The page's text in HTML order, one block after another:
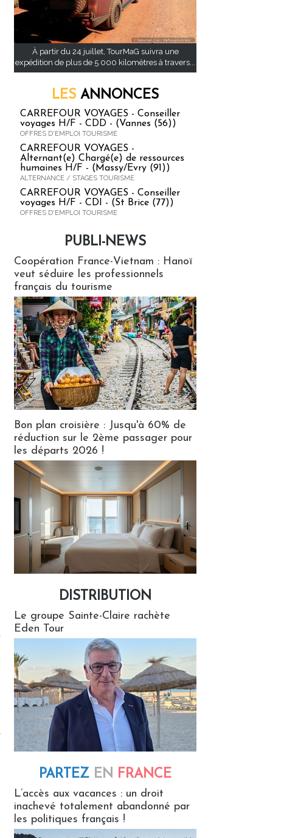
À partir du 24 juillet, TourMaG suivra une
expédition de plus de 5 000 kilomètres à travers...
LES ANNONCES
CARREFOUR VOYAGES - Conseiller
voyages H/F - CDD - (Vannes (56))
OFFRES D'EMPLOI TOURISME
CARREFOUR VOYAGES -
Alternant(e) Chargé(e) de ressources
humaines H/F - (Massy/Evry (91))
ALTERNANCE / STAGES TOURISME
CARREFOUR VOYAGES - Conseiller
voyages H/F - CDI - (St Brice (77))
OFFRES D'EMPLOI TOURISME
PUBLI-NEWS
Coopération France-Vietnam : Hanoï
veut séduire les professionnels
français du tourisme
Bon plan croisière : Jusqu'à 60% de
réduction sur le 2ème passager pour
les départs 2026 !
DISTRIBUTION
Le groupe Sainte-Claire rachète
Eden Tour
PARTEZ EN FRANCE
L’accès aux vacances : un droit
inachevé totalement abandonné par
les politiques français !